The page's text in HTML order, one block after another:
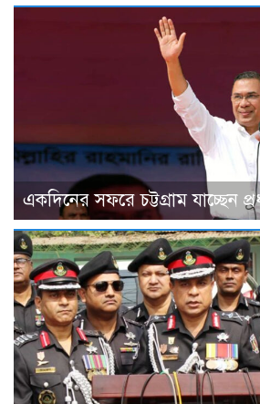
একদিনের সফরে চট্টগ্রাম যাচ্ছেন